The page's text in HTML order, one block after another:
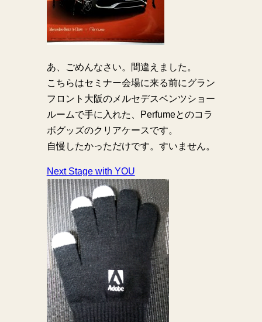
あ、ごめんなさい。間違えました。
こちらはセミナー会場に来る前にグラン
フロント大阪のメルセデスベンツショー
ルームで手に入れた、Perfumeとのコラ
ボグッズのクリアケースです。
自慢したかっただけです。すいません。
Next Stage with YOU